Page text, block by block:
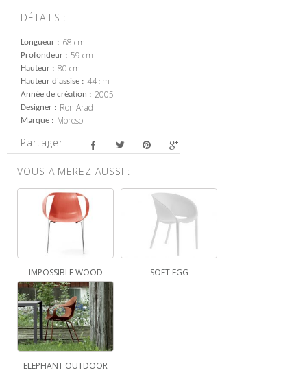
DÉTAILS :
Longueur 68 cm
Profondeur 59 cm
Hauteur 80 cm
Hauteur d'assise 44 cm
Année de création 2005
Designer Ron Arad
Marque Moroso
Partager
VOUS AIMEREZ AUSSI :
IMPOSSIBLE WOOD SOFT EGG
ELEPHANT OUTDOOR